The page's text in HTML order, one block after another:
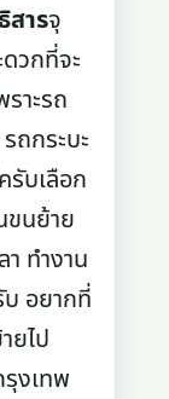
สารจุ
วกที่จะ
าะรถ
ถกระบะ
รับเลือก
ขนย้าย
า ทำงาน
อยากที่
ยไป
งเทพ